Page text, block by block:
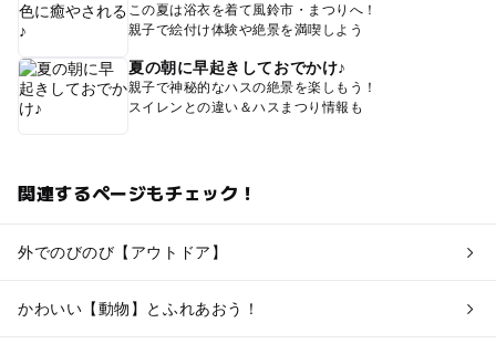
この夏は浴衣を着て風鈴市・まつりへ！
親子で絵付け体験や絶景を満喫しよう
夏の朝に早起きしておでかけ♪
親子で神秘的なハスの絶景を楽しもう！
スイレンとの違い＆ハスまつり情報も
関連するページもチェック！
外でのびのび【アウトドア】
かわいい【動物】とふれあおう！